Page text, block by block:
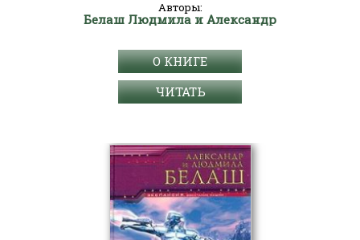
Авторы:
Белаш Людмила и Александр
О КНИГЕ
ЧИТАТЬ